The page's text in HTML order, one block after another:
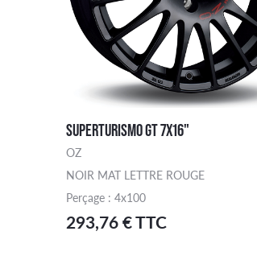
SUPERTURISMO GT 7X16"
OZ
NOIR MAT LETTRE ROUGE
Perçage : 4x100
293,76 € TTC